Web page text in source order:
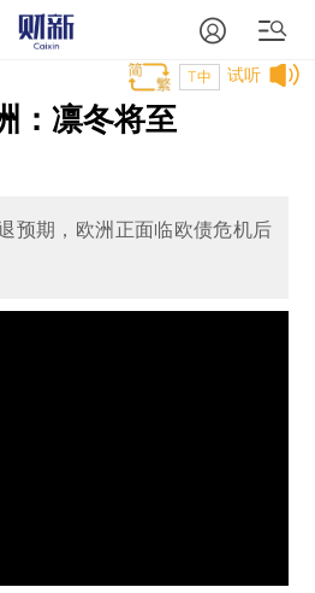
试听
T中
：凛冬将至
预期，欧洲正面临欧债危机后